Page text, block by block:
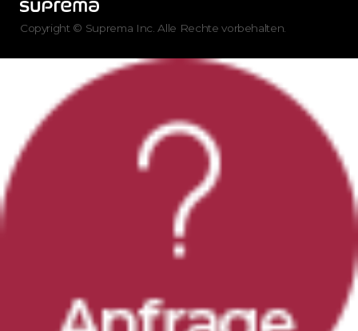
Copyright © Suprema Inc. Alle Rechte vorbehalten.